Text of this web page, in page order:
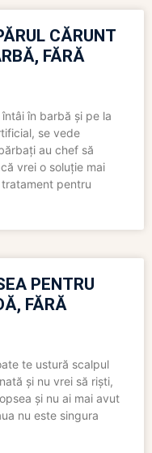
CĂRUNT
FĂRĂ
în barbă și pe la
se vede
au chef să
vrei o soluție mai
pentru
PENTRU
FĂRĂ
te ustură scalpul
și nu vrei să riști,
și nu ai mai avut
nu este singura